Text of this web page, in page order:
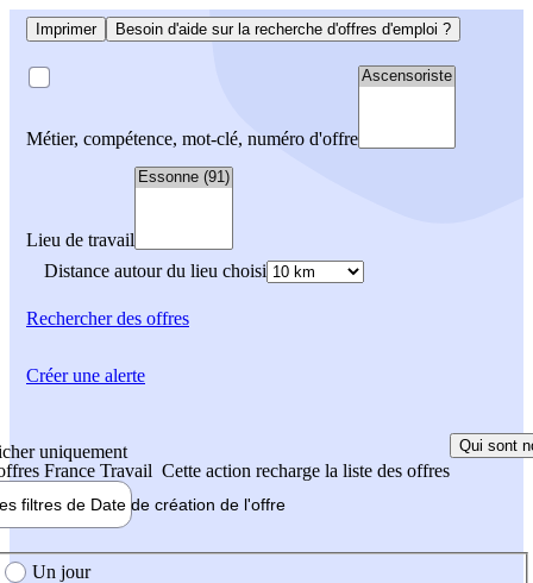
Imprimer Besoin d'aide sur la recherche d'offres d'emploi ?
Métier, compétence, mot-clé, numéro d'offre
Lieu de travail
Distance autour du lieu choisi
Rechercherdes offres
uniquement
France Travail Cette action recharge la liste des offres
Qui sont
filtres de Date de création de l'offre
création de l'offre
Un jour
Créer une alerte